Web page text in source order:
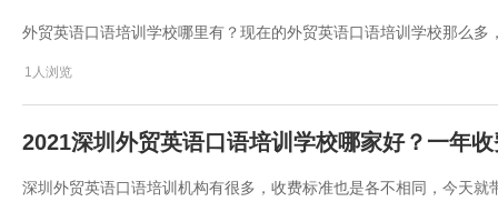
外贸英语口语培训学校哪里有？现在的外贸英语口语培训学校那么
1人浏览
2021深圳外贸英语口语培训学校哪家好？一年
深圳外贸英语口语培训机构有很多，收费标准也是各不相同，今天就